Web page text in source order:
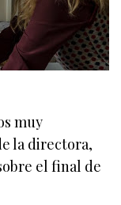
muy
la directora,
el final de